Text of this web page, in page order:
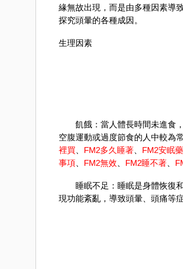
緣無故出現，而是由多種因素導
探究頭暈的各種成因。
生理因素
飢餓：當人體長時間未進食，
空腹運動或過度節食的人中較為
裡買、 FM2多久睡著、 FM2安眠藥
事項、 FM2無效、 FM2睡不著、
睡眠不足：睡眠是身體恢復和
現功能紊亂，導致頭暈、頭痛等